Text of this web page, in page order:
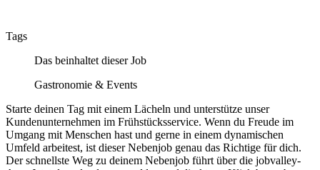
Tags
Das beinhaltet dieser Job
Gastronomie & Events
Starte deinen Tag mit einem Lächeln und unterstütze unser
Kundenunternehmen im Frühstücksservice. Wenn du Freude im
Umgang mit Menschen hast und gerne in einem dynamischen
Umfeld arbeitest, ist dieser Nebenjob genau das Richtige für dich.
Der schnellste Weg zu deinem Nebenjob führt über die jobvalley-